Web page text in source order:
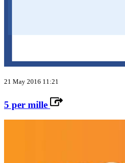
21 May 2016 11:21
5 per mille